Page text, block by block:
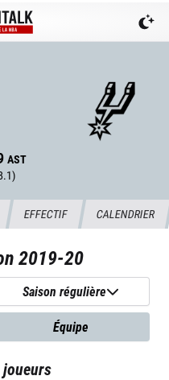
AST
)
EFFECTIF CALENDRIER
2019-20
Saison régulière
Équipe